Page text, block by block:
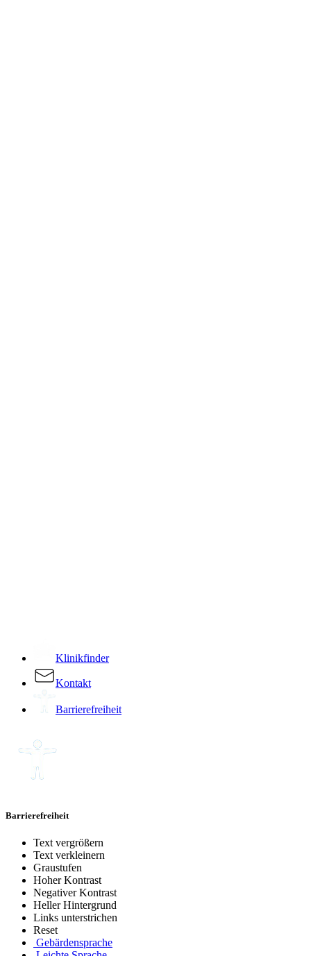
Klinikfinder
Kontakt
Barrierefreiheit
Barrierefreiheit
Text vergrößern
Text verkleinern
Graustufen
Hoher Kontrast
Negativer Kontrast
Heller Hintergrund
Links unterstrichen
Reset
Gebärdensprache